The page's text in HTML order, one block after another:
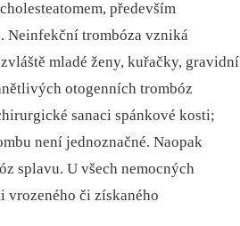
především
Neinfekční trombóza vzniká
mladé ženy, kuřačky, gravidní
otogenních trombóz
sanaci spánkové kosti;
není jednoznačné. Naopak
splavu. U všech nemocných
vrozeného či získaného